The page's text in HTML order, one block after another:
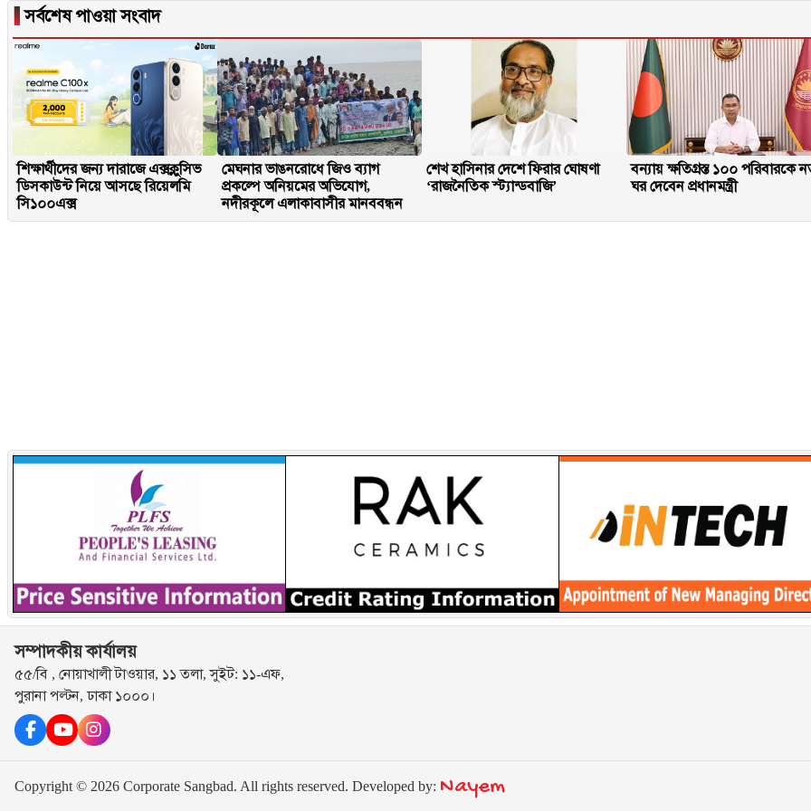
▐সর্বশেষ পাওয়া সংবাদ
শিক্ষার্থীদের জন্য দারাজে এক্সক্লুসিভ
ডিসকাউন্ট নিয়ে আসছে রিয়েলমি
সি১০০এক্স
মেঘনার ভাঙনরোধে জিও ব্যাগ
প্রকল্পে অনিয়মের অভিযোগ,
নদীরকূলে এলাকাবাসীর মানববন্ধন
শেখ হাসিনার দেশে ফিরার ঘোষণা
‘রাজনৈতিক স্ট্যান্ডবাজি’
বন্যায় ক্ষতিগ্রস্ত ১০০ পরিবারকে
ঘর দেবেন প্রধানমন্ত্রী
সম্পাদকীয় কার্যালয়
৫৫/বি , নোয়াখালী টাওয়ার, ১১ তলা, সুইট: ১১-এফ,
পুরানা পল্টন, ঢাকা ১০০০।
Copyright © 2026 Corporate Sangbad. All rights reserved. Developed by: Nayem